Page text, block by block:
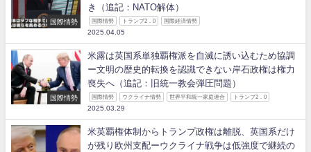
国際情勢
き（追記：NATO解体）
国際情勢 トランプ2．0 国際経済情勢
2025.04.05
国際情勢
米露は英国系単独覇権派を自滅に誘い込むため協調
ー文明の歴史的転換を認識できない岸石政権は権力
喪失へ（追記：旧統一教会弾圧問題）
国際情勢 ウクライナ情勢 世界平和統一家庭連合 トランプ2．0
2025.03.29
米英覇権体制からトランプ政権は離脱、英国系だけ
が残り欧州支配ーウクライナ戦争は低強度で継続の